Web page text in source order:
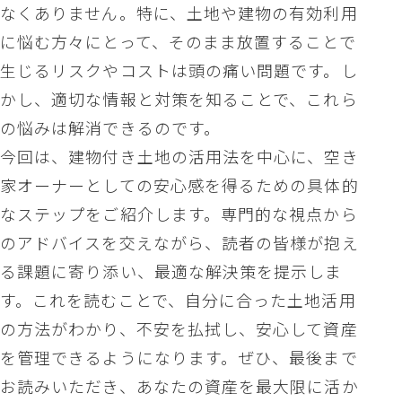
なくありません。特に、土地や建物の有効利用
に悩む方々にとって、そのまま放置することで
生じるリスクやコストは頭の痛い問題です。し
かし、適切な情報と対策を知ることで、これら
の悩みは解消できるのです。
今回は、建物付き土地の活用法を中心に、空き
家オーナーとしての安心感を得るための具体的
なステップをご紹介します。専門的な視点から
のアドバイスを交えながら、読者の皆様が抱え
る課題に寄り添い、最適な解決策を提示しま
す。これを読むことで、自分に合った土地活用
の方法がわかり、不安を払拭し、安心して資産
を管理できるようになります。ぜひ、最後まで
お読みいただき、あなたの資産を最大限に活か